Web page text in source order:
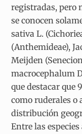
registradas, pero
se conocen
sativa L.
(Anthemideae),
Meijden
macrocephalum
que destacar que
como ruderales o
distribución
Entre las